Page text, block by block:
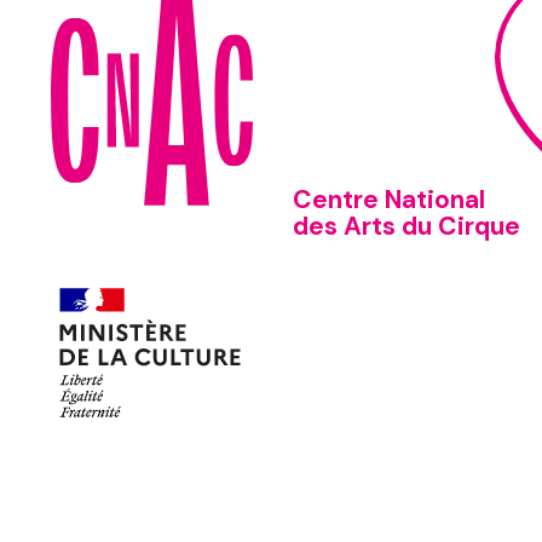
Centre National
des Arts du Cirque